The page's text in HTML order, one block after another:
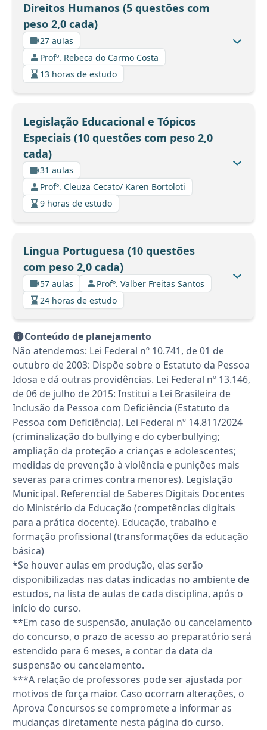
Direitos Humanos (5 questões com
peso 2,0 cada)
27 aulas
Profº. Rebeca do Carmo Costa
13 horas de estudo
Legislação Educacional e Tópicos
Especiais (10 questões com peso 2,0
cada)
31 aulas
Profº. Cleuza Cecato/ Karen Bortoloti
9 horas de estudo
Língua Portuguesa (10 questões
com peso 2,0 cada)
57 aulas
Profº. Valber Freitas Santos
24 horas de estudo
Conteúdo de planejamento
Não atendemos: Lei Federal nº 10.741, de 01 de
outubro de 2003: Dispõe sobre o Estatuto da Pessoa
Idosa e dá outras providências. Lei Federal nº 13.146,
de 06 de julho de 2015: Institui a Lei Brasileira de
Inclusão da Pessoa com Deficiência (Estatuto da
Pessoa com Deficiência). Lei Federal nº 14.811/2024
(criminalização do bullying e do cyberbullying;
ampliação da proteção a crianças e adolescentes;
medidas de prevenção à violência e punições mais
severas para crimes contra menores). Legislação
Municipal. Referencial de Saberes Digitais Docentes
do Ministério da Educação (competências digitais
para a prática docente). Educação, trabalho e
formação profissional (transformações da educação
básica)
*Se houver aulas em produção, elas serão
disponibilizadas nas datas indicadas no ambiente de
estudos, na lista de aulas de cada disciplina, após o
início do curso.
**Em caso de suspensão, anulação ou cancelamento
do concurso, o prazo de acesso ao preparatório será
estendido para 6 meses, a contar da data da
suspensão ou cancelamento.
***A relação de professores pode ser ajustada por
motivos de força maior. Caso ocorram alterações, o
Aprova Concursos se compromete a informar as
mudanças diretamente nesta página do curso.